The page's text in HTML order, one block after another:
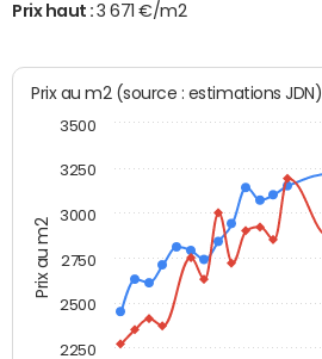
Prix haut :3 671 €/m2
Prix au m2
Prix au m2 (source : estimations JDN)
2250
2500
2750
3000
3250
3500